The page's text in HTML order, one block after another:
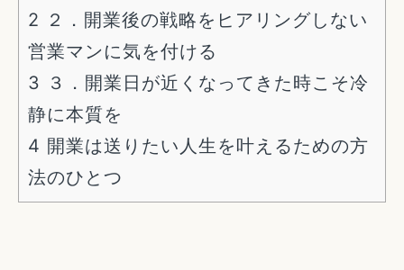
2 ２．開業後の戦略をヒアリングしない
営業マンに気を付ける
3 ３．開業日が近くなってきた時こそ冷
静に本質を
4 開業は送りたい人生を叶えるための方
法のひとつ